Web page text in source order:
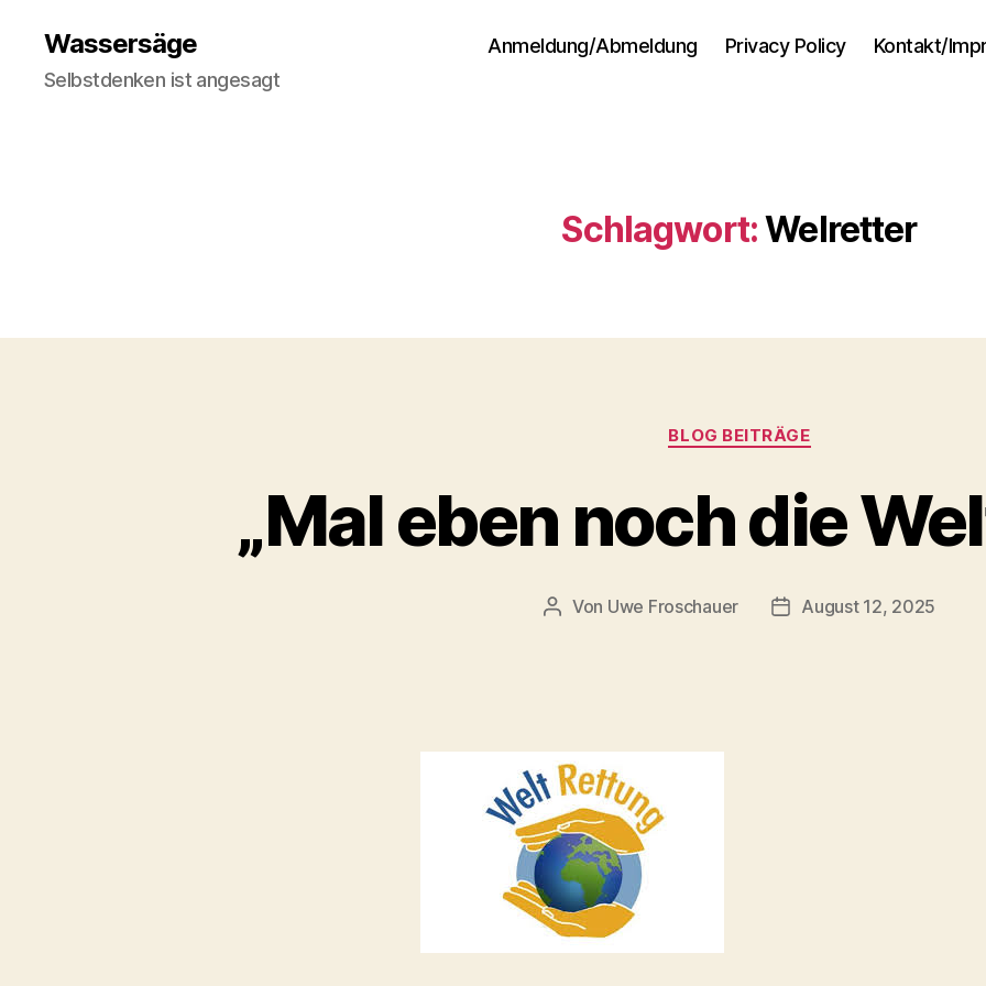
Wassersäge
Selbstdenken ist angesagt
Anmeldung/Abmeldung Privacy Policy Kontakt/
Schlagwort:Welretter
Kategorien
BLOG BEITRÄGE
„Mal eben noch die
Beitragsautor
Von Uwe Froschauer Beitragsdatum
August 12, 2025